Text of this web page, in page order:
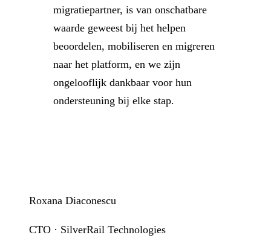
migratiepartner, is van onschatbare
waarde geweest bij het helpen
beoordelen, mobiliseren en migreren
naar het platform, en we zijn
ongelooflijk dankbaar voor hun
ondersteuning bij elke stap.
Roxana Diaconescu
CTO · SilverRail Technologies